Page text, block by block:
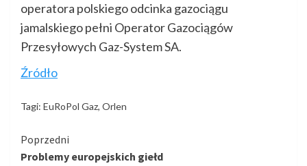
operatora polskiego odcinka gazociągu
jamalskiego pełni Operator Gazociągów
Przesyłowych Gaz-System SA.
Źródło
Tagi: EuRoPol Gaz, Orlen
Kontynuuj
Poprzedni
Problemy europejskich giełd